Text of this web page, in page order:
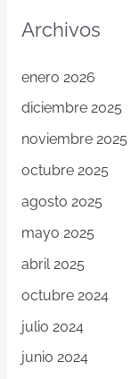
Archivos
enero 2026
diciembre 2025
noviembre 2025
octubre 2025
agosto 2025
mayo 2025
abril 2025
octubre 2024
julio 2024
junio 2024